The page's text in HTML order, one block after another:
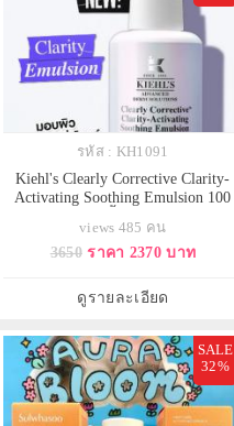
รหัส : KH1091
Kiehl's Clearly Corrective Clarity-
Activating Soothing Emulsion 100
ฉ่ำโกลว์ขั้นสุด ด้วยอิมัลชั่นเนื้อ
บางเบาใหม่ล่าสุด ผสาน 3 สารต้าน
การเกิดผิวหมองคลํ้า อ่อนโยนต่อผิว
ช่วยปลอบประโลมผิว
views 485 คน
3650 ราคา 2370 บาท
ดูรายละเอียด
SALE
32%